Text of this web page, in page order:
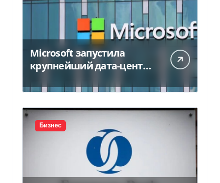
Microsoft запустила
крупнейший дата-центр
миллиарда
Бизнес